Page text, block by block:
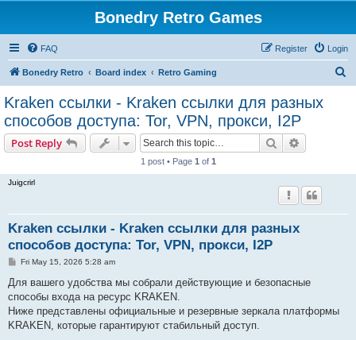
Bonedry Retro Games
FAQ Login
Register
Bonedry Retro Board index Retro Gaming
Kraken ссылки - Kraken ссылки для разных
способов доступа: Tor, VPN, прокси, I2P
Post Reply Search
1 post • Page 1 of 1
Juigcrirl
Kraken ссылки - Kraken ссылки для разных
способов доступа: Tor, VPN, прокси, I2P
P
s
Fri May 15, 2026 5:28 am
Для вашего удобства мы собрали действующие и безопасные
способы входа на ресурс KRAKEN.
Ниже представлены официальные и резервные зеркала платформы
KRAKEN, которые гарантируют стабильный доступ.